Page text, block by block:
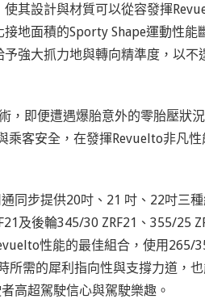
其設計與材質可以從容發揮
地面積的Sporty Shape運動性能
強大抓力地與轉向精準度，以不
，即便遭遇爆胎意外的零胎壓狀
客安全，在發揮Revuelto非凡
同步提供20吋、21 吋、22吋三
及後輪345/30 ZRF21、355/25
性能的最佳組合，使用265/
所需的犀利指向性與支撐力道，
高超駕駛信心與駕駛樂趣。